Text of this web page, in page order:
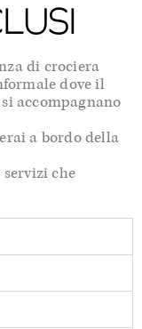
di crociera
dove il
accompagnano
a bordo della
che